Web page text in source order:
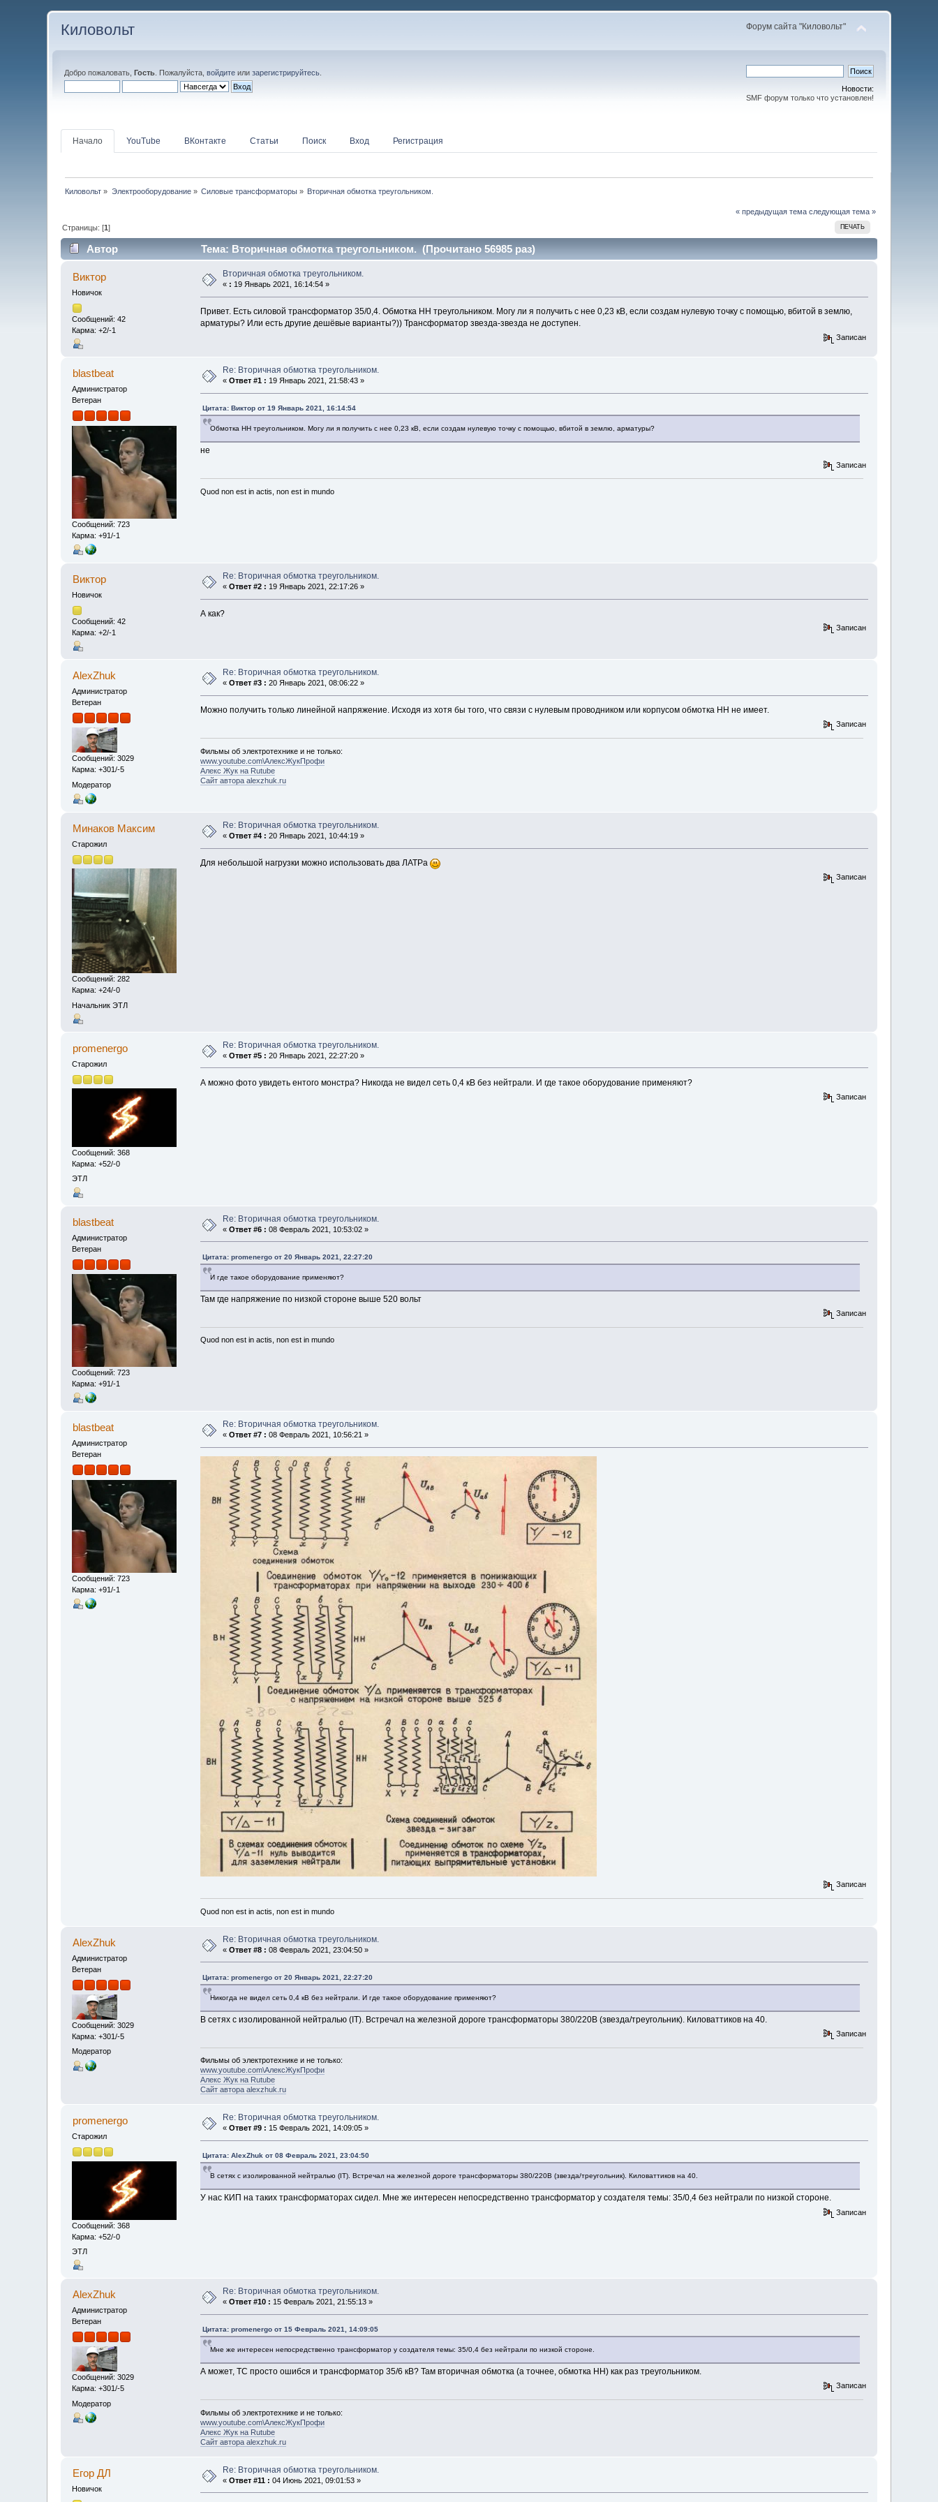
Киловольт Форум сайта "Киловольт"
Добро пожаловать,Гость . Пожалуйста,войдите илизарегистрируйтесь
Новости:
SMF форум только что установлен!
Начало YouTube ВКонтакте Статьи Поиск Вход Регистрация
Киловольт » Электрооборудование» Силовые трансформаторы » Вторичная обмотка треугольником.
« предыдущая тема следующая тема »
ПЕЧАТЬ
Страницы: [1]
Автор Тема: Вторичная обмотка треугольником. (Прочитано 56985 раз)
Виктор
Новичок
Сообщений: 42
Карма: +2/-1
Вторичная обмотка треугольником.
« : 19 Январь 2021, 16:14:54 »
Привет. Есть силовой трансформатор 35/0,4. Обмотка НН треугольником. Могу ли я получить с нее 0,23 кВ, если создам нулевую точку с помощью, вбитой в землю,
арматуры? Или есть другие дешёвые варианты?)) Трансформатор звезда-звезда не доступен.
Записан
blastbeat
Администратор
Ветеран
Сообщений: 723
Карма: +91/-1
Re: Вторичная обмотка треугольником.
«Ответ #1 : 19 Январь 2021, 21:58:43 »
Цитата: Виктор от 19 Январь 2021, 16:14:54
Обмотка НН треугольником. Могу ли я получить с нее 0,23 кВ, если создам нулевую точку с помощью, вбитой в землю, арматуры?
не
Записан
Quod non est in actis, non est in mundo
Виктор
Новичок
Сообщений: 42
Карма: +2/-1
Re: Вторичная обмотка треугольником.
«Ответ #2 : 19 Январь 2021, 22:17:26 »
А как?
Записан
AlexZhuk
Администратор
Ветеран
Сообщений: 3029
Карма: +301/-5
Модератор
Re: Вторичная обмотка треугольником.
«Ответ #3 : 20 Январь 2021, 08:06:22 »
Можно получить только линейной напряжение. Исходя из хотя бы того, что связи с нулевым проводником или корпусом обмотка НН не имеет.
Записан
Фильмы об электротехнике и не только:
www.youtube.com\АлексЖукПрофи
Алекс Жук на Rutube
Сайт автора alexzhuk.ru
Минаков Максим
Старожил
Сообщений: 282
Карма: +24/-0
Начальник ЭТЛ
Re: Вторичная обмотка треугольником.
«Ответ #4 : 20 Январь 2021, 10:44:19 »
Для небольшой нагрузки можно использовать два ЛАТРа
Записан
promenergo
Старожил
Сообщений: 368
Карма: +52/-0
ЭТЛ
Re: Вторичная обмотка треугольником.
«Ответ #5 : 20 Январь 2021, 22:27:20 »
А можно фото увидеть ентого монстра? Никогда не видел сеть 0,4 кВ без нейтрали. И где такое оборудование применяют?
Записан
blastbeat
Администратор
Ветеран
Сообщений: 723
Карма: +91/-1
Re: Вторичная обмотка треугольником.
«Ответ #6 : 08 Февраль 2021, 10:53:02 »
Цитата: promenergo от 20 Январь 2021, 22:27:20
И где такое оборудование применяют?
Там где напряжение по низкой стороне выше 520 вольт
Записан
Quod non est in actis, non est in mundo
blastbeat
Администратор
Ветеран
Сообщений: 723
Карма: +91/-1
Re: Вторичная обмотка треугольником.
«Ответ #7 : 08 Февраль 2021, 10:56:21 »
Записан
Quod non est in actis, non est in mundo
AlexZhuk
Администратор
Ветеран
Сообщений: 3029
Карма: +301/-5
Модератор
Re: Вторичная обмотка треугольником.
«Ответ #8 : 08 Февраль 2021, 23:04:50 »
Цитата: promenergo от 20 Январь 2021, 22:27:20
Никогда не видел сеть 0,4 кВ без нейтрали. И где такое оборудование применяют?
В сетях с изолированной нейтралью (IT). Встречал на железной дороге трансформаторы 380/220В (звезда/треугольник). Киловаттиков на 40.
Записан
Фильмы об электротехнике и не только:
www.youtube.com\АлексЖукПрофи
Алекс Жук на Rutube
Сайт автора alexzhuk.ru
promenergo
Старожил
Сообщений: 368
Карма: +52/-0
ЭТЛ
Re: Вторичная обмотка треугольником.
«Ответ #9 : 15 Февраль 2021, 14:09:05 »
Цитата: AlexZhuk от 08 Февраль 2021, 23:04:50
В сетях с изолированной нейтралью (IT). Встречал на железной дороге трансформаторы 380/220В (звезда/треугольник). Киловаттиков на 40.
У нас КИП на таких трансформаторах сидел. Мне же интересен непосредственно трансформатор у создателя темы: 35/0,4 без нейтрали по низкой стороне.
Записан
AlexZhuk
Администратор
Ветеран
Сообщений: 3029
Карма: +301/-5
Модератор
Re: Вторичная обмотка треугольником.
«Ответ #10 : 15 Февраль 2021, 21:55:13 »
Цитата: promenergo от 15 Февраль 2021, 14:09:05
Мне же интересен непосредственно трансформатор у создателя темы: 35/0,4 без нейтрали по низкой стороне.
А может, ТС просто ошибся и трансформатор 35/6 кВ? Там вторичная обмотка (а точнее, обмотка НН) как раз треугольником.
Записан
Фильмы об электротехнике и не только:
www.youtube.com\АлексЖукПрофи
Алекс Жук на Rutube
Сайт автора alexzhuk.ru
Егор ДЛ
Новичок
Re: Вторичная обмотка треугольником.
«Ответ #11 : 04 Июнь 2021, 09:01:53 »